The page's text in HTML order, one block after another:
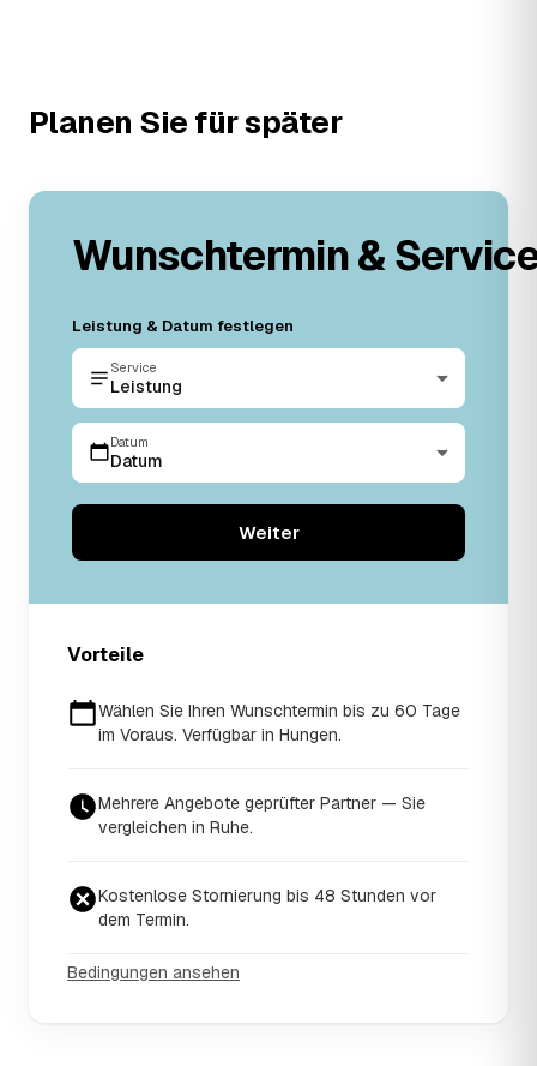
Planen Sie für später
Wunschtermin &
Leistung & Datum festlegen
Service
Leistung
Datum
Datum
Weiter
Vorteile
Wählen Sie Ihren Wunschtermin bis zu 60 Tage
im Voraus. Verfügbar in Hungen.
Mehrere Angebote geprüfter Partner — Sie
vergleichen in Ruhe.
Kostenlose Stornierung bis 48 Stunden vor
dem Termin.
Bedingungen ansehen